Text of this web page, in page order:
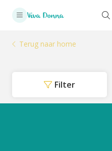
Terug naar home
Filter